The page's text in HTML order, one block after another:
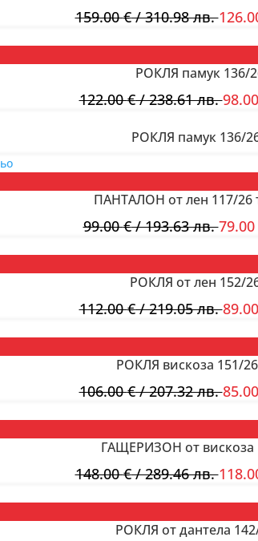
159.00€/ 310.98 лв.
РОКЛЯ памук 136/
122.00€/ 238.61 лв.98.00
РОКЛЯ памук 136/
ПАНТАЛОН от лен 117/26
99.00€/ 193.63 лв.79.00
РОКЛЯ от лен 152/
112.00€/ 219.05 лв.89.00
РОКЛЯ вискоза 151/
106.00€/ 207.32 лв.85.00
ГАЩЕРИЗОН от вискоза
148.00€/ 289.46 лв.
РОКЛЯ от дантела